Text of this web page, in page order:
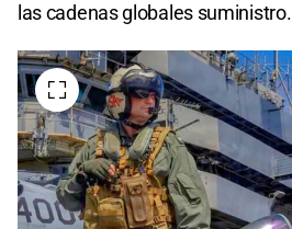
las cadenas globales suministro.